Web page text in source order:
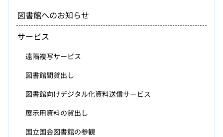
図書館へのお知らせ
サービス
遠隔複写サービス
図書館間貸出し
図書館向けデジタル化資料送信サービス
展示用資料の貸出し
国立国会図書館の参観